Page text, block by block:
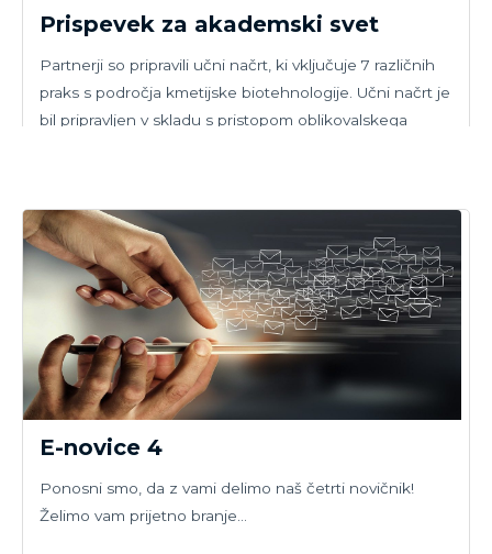
Prispevek za akademski svet
Partnerji so pripravili učni načrt, ki vključuje 7 različnih
praks s področja kmetijske biotehnologije. Učni načrt je
bil pripravljen v skladu s pristopom oblikovalskega
E-novice 4
Ponosni smo, da z vami delimo naš četrti novičnik!
Želimo vam prijetno branje…